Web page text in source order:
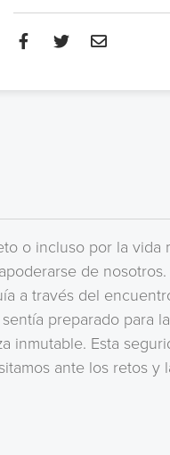
o incluso por la vida
de
a través del
preparado para
inmutable. Esta
ante los retos y